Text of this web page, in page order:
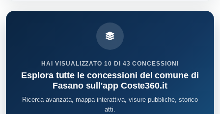
HAI VISUALIZZATO 10 DI 43 CONCESSIONI
Esplora tutte le concessioni del comune di
Fasano sull'app Coste360.it
Ricerca avanzata, mappa interattiva, visure pubbliche, storico
atti.